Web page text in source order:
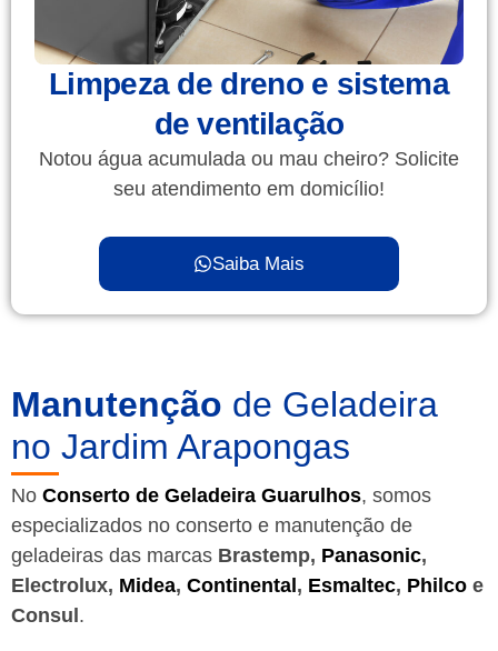
Limpeza de dreno e sistema
de ventilação
Notou água acumulada ou mau cheiro? Solicite
seu atendimento em domicílio!
Saiba Mais
Manutenção de Geladeira
no Jardim Arapongas
No Conserto de Geladeira Guarulhos, somos
especializados no conserto e manutenção de
geladeiras das marcas Brastemp, Panasonic,
Electrolux, Midea, Continental, Esmaltec, Philco e
Consul.